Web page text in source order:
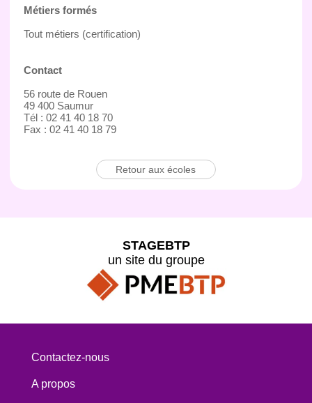
Métiers formés
Tout métiers (certification)
Contact
56 route de Rouen
49 400 Saumur
Tél : 02 41 40 18 70
Fax : 02 41 40 18 79
Retour aux écoles
STAGEBTP
un site du groupe
Contactez-nous
A propos